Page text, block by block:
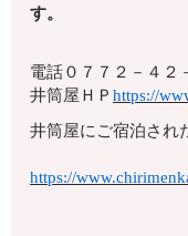
す。
電話０７７２－４２
井筒屋ＨＰhttps://
井筒屋にご宿泊され
https://